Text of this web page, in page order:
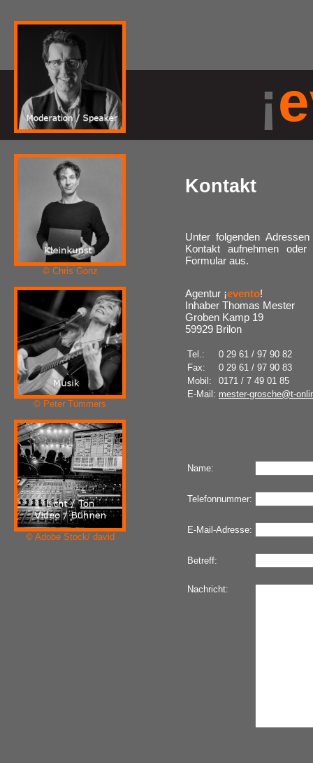
¡
© Chris Gonz
© Peter Tümmers
© Adobe Stock/ david
Kontakt
Unter folgenden
Kontakt aufnehmen
Formular aus.
Agentur ¡evento!
Inhaber Thomas Mester
Groben Kamp 19
59929 Brilon
Tel.:
0 29 61 / 97 90 82
Fax:
0 29 61 / 97 90 83
Mobil:
0171 / 7 49 01 85
E-Mail: mester-grosche@t-
Name:
Telefonnummer:
E-Mail-Adresse:
Betreff:
Nachricht: